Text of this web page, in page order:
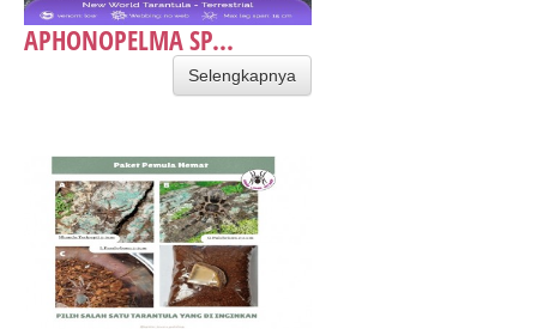
APHONOPELMA SP...
Selengkapnya